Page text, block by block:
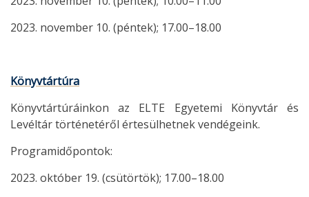
2023. november 10. (péntek); 17.00–18.00
Könyvtártúra
Könyvtártúráinkon az ELTE Egyetemi Könyvtár és
Levéltár történetéről értesülhetnek vendégeink.
Programidőpontok:
2023. október 19. (csütörtök); 17.00–18.00